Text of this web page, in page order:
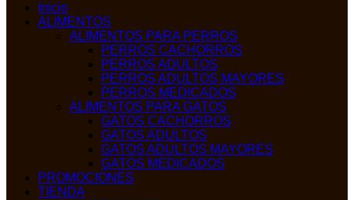
Inicio
ALIMENTOS
ALIMENTOS PARA PERROS
PERROS CACHORROS
PERROS ADULTOS
PERROS ADULTOS MAYORES
PERROS MEDICADOS
ALIMENTOS PARA GATOS
GATOS CACHORROS
GATOS ADULTOS
GATOS ADULTOS MAYORES
GATOS MEDICADOS
PROMOCIONES
TIENDA